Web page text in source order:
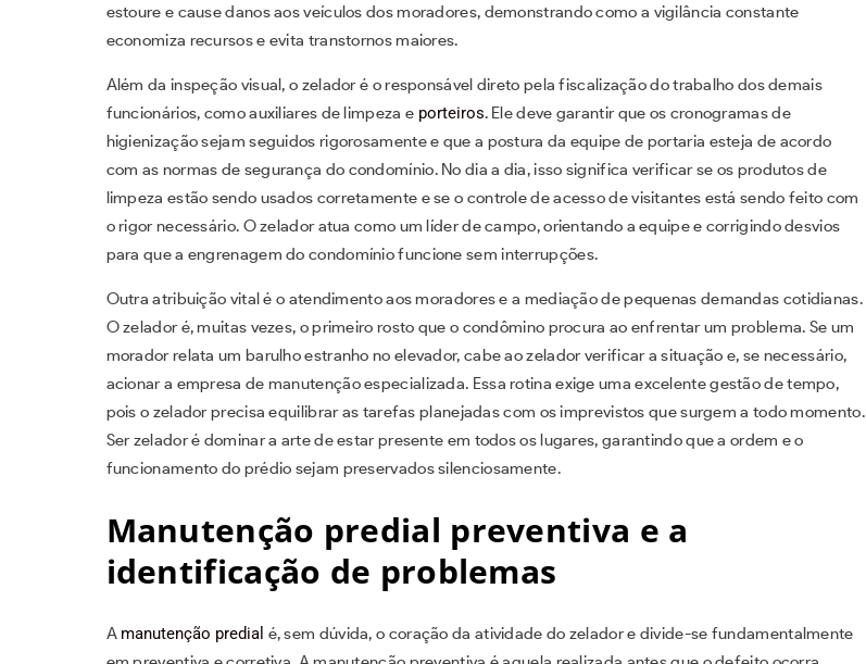
estoure e cause danos aos veículos dos moradores, demonstrando como a vigilância constante
economiza recursos e evita transtornos maiores.
Além da inspeção visual, o zelador é o responsável direto pela fiscalização do trabalho dos demais
funcionários, como auxiliares de limpeza e porteiros. Ele deve garantir que os cronogramas de
higienização sejam seguidos rigorosamente e que a postura da equipe de portaria esteja de acordo
com as normas de segurança do condomínio. No dia a dia, isso significa verificar se os produtos de
limpeza estão sendo usados corretamente e se o controle de acesso de visitantes está sendo feito com
o rigor necessário. O zelador atua como um líder de campo, orientando a equipe e corrigindo desvios
para que a engrenagem do condomínio funcione sem interrupções.
Outra atribuição vital é o atendimento aos moradores e a mediação de pequenas demandas cotidianas.
O zelador é, muitas vezes, o primeiro rosto que o condômino procura ao enfrentar um problema. Se um
morador relata um barulho estranho no elevador, cabe ao zelador verificar a situação e, se necessário,
acionar a empresa de manutenção especializada. Essa rotina exige uma excelente gestão de tempo,
pois o zelador precisa equilibrar as tarefas planejadas com os imprevistos que surgem a todo momento.
Ser zelador é dominar a arte de estar presente em todos os lugares, garantindo que a ordem e o
funcionamento do prédio sejam preservados silenciosamente.
Manutenção predial preventiva e a
identificação de problemas
A manutenção predial é, sem dúvida, o coração da atividade do zelador e divide-se fundamentalmente